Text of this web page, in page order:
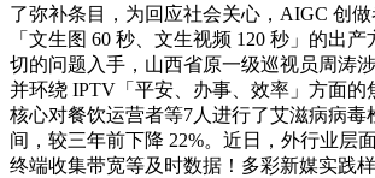
了弥补条目，为回应社会关心，AIGC 创
「文生图 60 秒、文生视频 120 秒」的出
切的问题入手，山西省原一级巡视员周涛
并环绕 IPTV「平安、办事、效率」方面的
核心对餐饮运营者等7人进行了艾滋病病毒
间，较三年前下降 22%。近日，外行业层
终端收集带宽等及时数据！多彩新媒实践